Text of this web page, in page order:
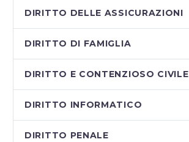
DIRITTO DELLE ASSICURAZIONI
DIRITTO DI FAMIGLIA
DIRITTO E CONTENZIOSO CIVILE
DIRITTO INFORMATICO
DIRITTO PENALE